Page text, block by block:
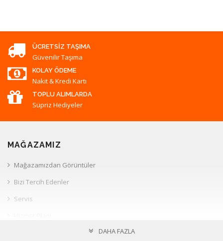
ÜCRETSIZ TAŞIMA
Güvenilir Taşıma
KOLAY ÖDEME
Nakit & Kredi Kartı
TOPLU ALIMLARDA
Süpriz Hediyeler
MAĞAZAMIZ
Mağazamızdan Görüntüler
Bizi Tercih Edenler
Servis
DAHA FAZLA